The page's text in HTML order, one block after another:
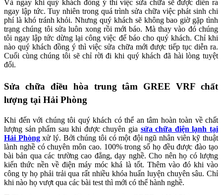
Và ngay khi quý khách đồng ý thì việc sửa chữa sẽ được diễn ra
ngay lập tức. Tuy nhiên trong quá trình sửa chữa việc phát sinh chi
phí là khó tránh khỏi. Nhưng quý khách sẽ không bao giờ gặp tình
trạng chúng tôi sửa luôn xong rồi mới báo. Mà thay vào đó chúng
tôi ngay lập tức dừng lại công việc để báo cho quý khách. Chỉ khi
nào quý khách đồng ý thì việc sửa chữa mới được tiếp tục diễn ra.
Cuối cùng chúng tôi sẽ chỉ rời đi khi quý khách đã hài lòng tuyệt
đối.
Sửa chữa điều hòa trung tâm GREE VRF chất
lượng tại Hải Phòng
Khi đến với chúng tôi quý khách có thể an tâm hoàn toàn về chất
lượng sản phẩm sau khi được chuyên gia sửa chữa điện lạnh tại
Hải Phòngxử lý. Bởi chúng tôi có một đội ngũ nhân viên kỹ thuật
lành nghề có chuyên môn cao. 100% trong số họ đều được đào tạo
bài bản qua các trường cao đẳng, dạy nghề. Cho nên họ có lượng
kiến thức nền về điện máy móc khá là tốt. Thêm vào đó khi vào
công ty họ phải trải qua rất nhiều khóa huấn luyện chuyên sâu. Chỉ
khi nào họ vượt qua các bài test thì mới có thể hành nghề.